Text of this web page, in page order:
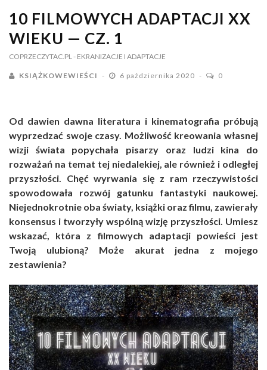
10 FILMOWYCH ADAPTACJI XX
WIEKU — CZ. 1
COPRZECZYTAC.PL - EKRANIZACJE I ADAPTACJE
KSIĄŻKOWEWIEŚCI 6 października 2020 0
Od dawien dawna literatura i kinematografia próbują
wyprzedzać swoje czasy. Możliwość kreowania własnej
wizji świata popychała pisarzy oraz ludzi kina do
rozważań na temat tej niedalekiej, ale również i odległej
przyszłości. Chęć wyrwania się z ram rzeczywistości
spowodowała rozwój gatunku fantastyki naukowej.
Niejednokrotnie oba światy, książki oraz filmu, zawierały
konsensus i tworzyły wspólną wizję przyszłości. Umiesz
wskazać, która z filmowych adaptacji powieści jest
Twoją ulubioną? Może akurat jedna z mojego
zestawienia?